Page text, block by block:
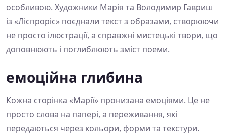
особливою. Художники Марія та Володимир Гавриш
із «Ліспроріс» поєднали текст з образами, створюючи
не просто ілюстрації, а справжні мистецькі твори, що
доповнюють і поглиблюють зміст поеми.
емоційна глибина
Кожна сторінка «Марії» пронизана емоціями. Це не
просто слова на папері, а переживання, які
передаються через кольори, форми та текстури.